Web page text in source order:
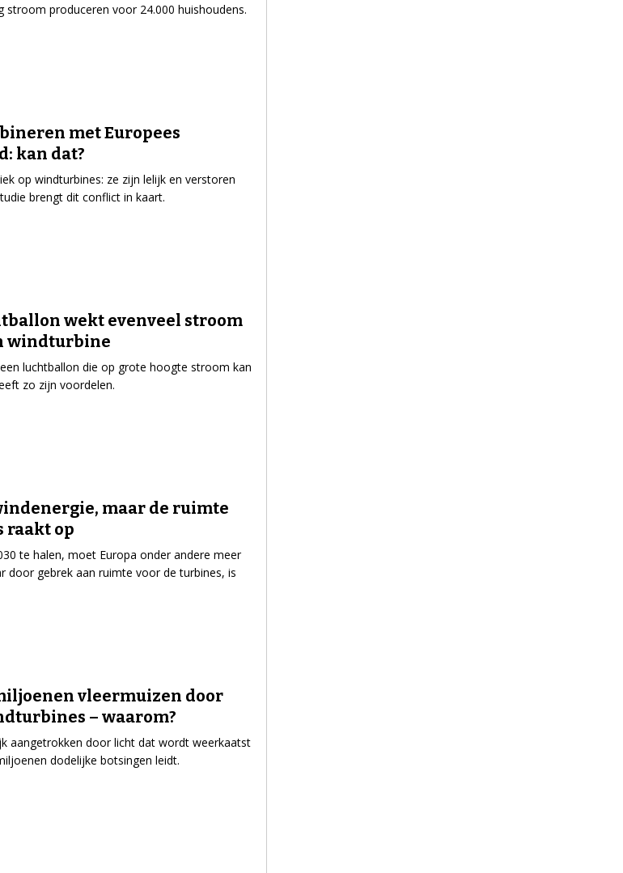
stroom produceren voor 24.000 huishoudens.
met Europees
kan dat?
op windturbines: ze zijn lelijk en verstoren
brengt dit conflict in kaart.
wekt evenveel stroom
windturbine
luchtballon die op grote hoogte stroom kan
zo zijn voordelen.
maar de ruimte
raakt op
te halen, moet Europa onder andere meer
door gebrek aan ruimte voor de turbines, is
vleermuizen door
– waarom?
aangetrokken door licht dat wordt weerkaatst
dodelijke botsingen leidt.